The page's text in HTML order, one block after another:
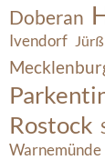
Doberan
Ivendorf Jürß
Rostock
Warnemünde